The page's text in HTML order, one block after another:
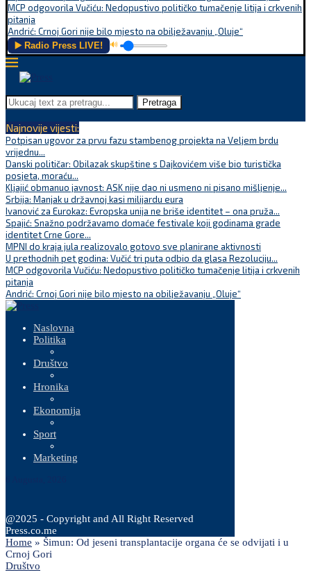
MCP odgovorila Vučiću: Nedopustivo političko tumačenje litija i crkvenih
pitanja
Andrić: Crnoj Gori nije bilo mjesto na obilježavanju „Oluje“
▶️ Radio Press LIVE! 🔊
Pretraga
Najnovije vijesti:
Potpisan ugovor za prvu fazu stambenog projekta na Veljem brdu
vrijednu...
Danski političar: Obilazak skupštine s Dajkovićem više bio turistička
posjeta, moraću...
Kljajić obmanuo javnost: ASK nije dao ni usmeno ni pisano mišljenje...
Srbija: Manjak u državnoj kasi milijardu eura
Ivanović za Eurokaz: Evropska unija ne briše identitet – ona pruža...
Spajić: Snažno podržavamo domaće festivale koji godinama grade
identitet Crne Gore...
MPNI do kraja jula realizovalo gotovo sve planirane aktivnosti
U prethodnih pet godina: Vučić tri puta odbio da glasa Rezoluciju...
MCP odgovorila Vučiću: Nedopustivo političko tumačenje litija i crkvenih
pitanja
Andrić: Crnoj Gori nije bilo mjesto na obilježavanju „Oluje“
Naslovna
Politika
Društvo
Hronika
Ekonomija
Sport
Marketing
@2025 - Copyright and All Right Reserved
Press.co.me
Home » Šimun: Od jeseni transplantacije organa će se odvijati i u
Crnoj Gori
Društvo